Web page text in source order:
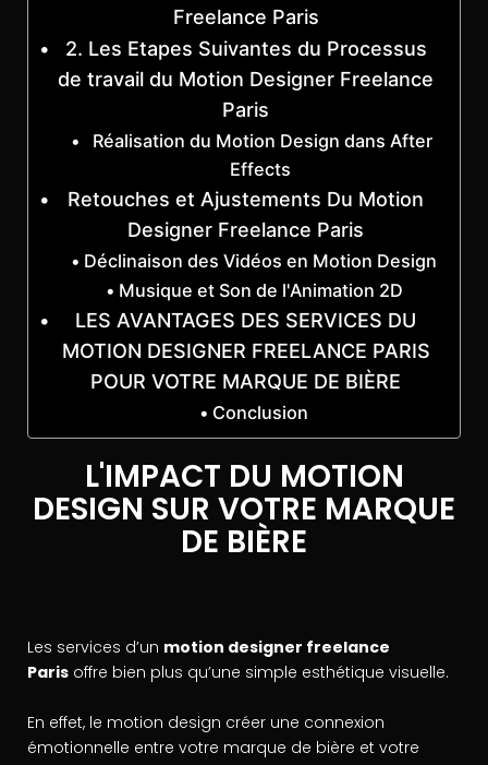
Freelance Paris
2. Les Etapes Suivantes du Processus
de travail du Motion Designer Freelance
Paris
Réalisation du Motion Design dans After
Effects
Retouches et Ajustements Du Motion
Designer Freelance Paris
Déclinaison des Vidéos en Motion Design
Musique et Son de l'Animation 2D
LES AVANTAGES DES SERVICES DU
MOTION DESIGNER FREELANCE PARIS
POUR VOTRE MARQUE DE BIÈRE
Conclusion
L'IMPACT DU MOTION
DESIGN SUR VOTRE MARQUE
DE BIÈRE
Les services d’un motion designer freelance
Paris offre bien plus qu’une simple esthétique visuelle.
En effet, le motion design créer une connexion
émotionnelle entre votre marque de bière et votre